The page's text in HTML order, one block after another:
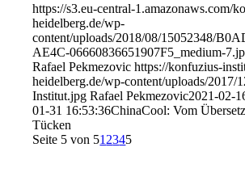
https://s3.eu-central-1.amazonaws.com/
heidelberg.de/wp-
content/uploads/2018/08/15052348/
AE4C-06660836651907F5_medium-
Rafael Pekmezovic https://konfuzius-
heidelberg.de/wp-content/uploads/2017/
Institut.jpg Rafael Pekmezovic2021-02-
01-31 16:53:36ChinaCool: Vom
Tücken
Seite 5 von 51 2345